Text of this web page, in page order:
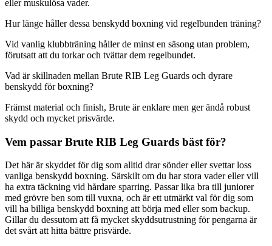
eller muskulösa vader.
Hur länge håller dessa benskydd boxning vid regelbunden träning?
Vid vanlig klubbträning håller de minst en säsong utan problem,
förutsatt att du torkar och tvättar dem regelbundet.
Vad är skillnaden mellan Brute RIB Leg Guards och dyrare
benskydd för boxning?
Främst material och finish, Brute är enklare men ger ändå robust
skydd och mycket prisvärde.
Vem passar Brute RIB Leg Guards bäst för?
Det här är skyddet för dig som alltid drar sönder eller svettar loss
vanliga benskydd boxning. Särskilt om du har stora vader eller vill
ha extra täckning vid hårdare sparring. Passar lika bra till juniorer
med grövre ben som till vuxna, och är ett utmärkt val för dig som
vill ha billiga benskydd boxning att börja med eller som backup.
Gillar du dessutom att få mycket skyddsutrustning för pengarna är
det svårt att hitta bättre prisvärde.